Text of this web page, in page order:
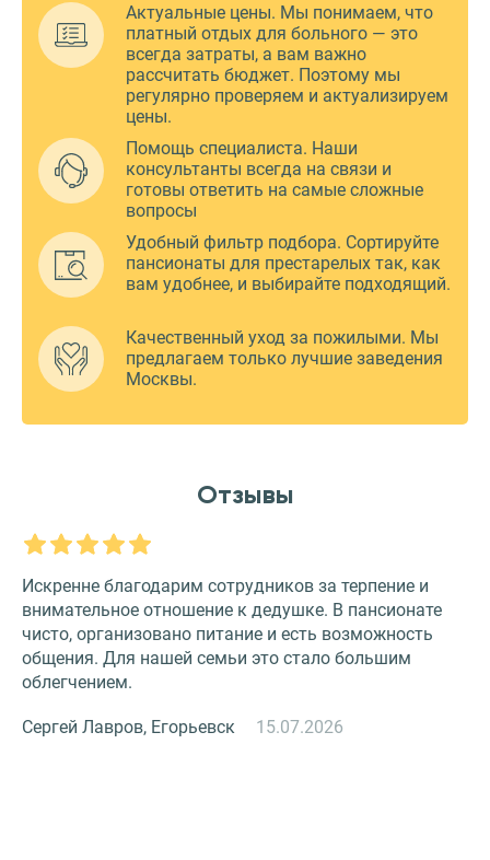
Актуальные цены. Мы понимаем, что
платный отдых для больного — это
всегда затраты, а вам важно
рассчитать бюджет. Поэтому мы
регулярно проверяем и актуализируем
цены.
Помощь специалиста. Наши
консультанты всегда на связи и
готовы ответить на самые сложные
вопросы
Удобный фильтр подбора. Сортируйте
пансионаты для престарелых так, как
вам удобнее, и выбирайте подходящий.
Качественный уход за пожилыми. Мы
предлагаем только лучшие заведения
Москвы.
Отзывы
Искренне благодарим сотрудников за терпение и
внимательное отношение к дедушке. В пансионате
чисто, организовано питание и есть возможность
общения. Для нашей семьи это стало большим
облегчением.
Сергей Лавров, Егорьевск 15.07.2026